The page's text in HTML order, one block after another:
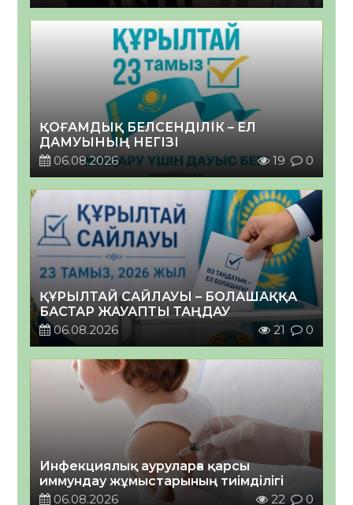
ҚОҒАМДЫҚ БЕЛСЕНДІЛІК – ЕЛ
ДАМУЫНЫҢ НЕГІЗІ
06.08.2026
19 0
ҚҰРЫЛТАЙ САЙЛАУЫ – БОЛАШАҚҚА
БАСТАР ЖАУАПТЫ ТАҢДАУ
06.08.2026
21 0
Инфекциялық ауруларға қарсы
иммундау жұмыстарының тиімділігі
06.08.2026
22 0